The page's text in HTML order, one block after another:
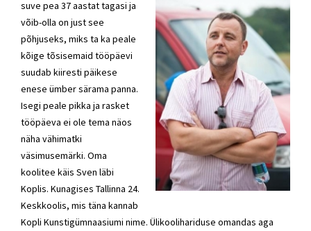
suve pea 37 aastat tagasi ja
võib-olla on just see
põhjuseks, miks ta ka peale
kõige tõsisemaid tööpäevi
suudab kiiresti päikese
enese ümber särama panna.
Isegi peale pikka ja rasket
tööpäeva ei ole tema näos
näha vähimatki
väsimusemärki. Oma
koolitee käis Sven läbi
Koplis. Kunagises Tallinna 24.
Keskkoolis, mis täna kannab
Kopli Kunstigümnaasiumi nime. Ülikoolihariduse omandas aga